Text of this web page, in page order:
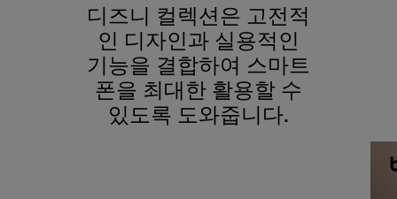
디즈니 컬렉션은 고전적
인 디자인과 실용적인
기능을 결합하여 스마트
폰을 최대한 활용할 수
있도록 도와줍니다.